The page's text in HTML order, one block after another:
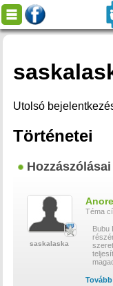
Utolsó
Történetei
Hozzászólásai
saskalaska
Téma
Bubu